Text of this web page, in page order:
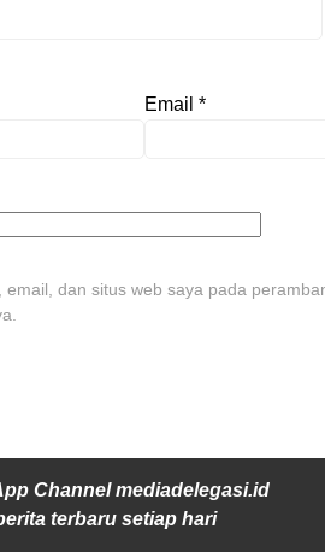
Email *
email, dan situs web saya pada
Channel mediadelegasi.id
terbaru setiap hari